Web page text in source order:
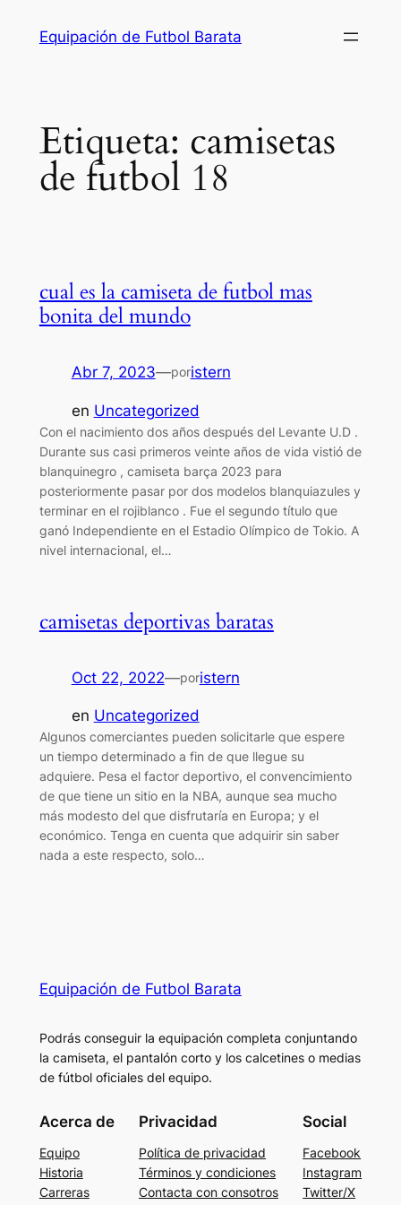
Equipación de Futbol Barata
Etiqueta: camisetas
de futbol 18
cual es la camiseta de futbol mas
bonita del mundo
Abr 7, 2023—poristern
en Uncategorized
Con el nacimiento dos años después del Levante U.D .
Durante sus casi primeros veinte años de vida vistió de
blanquinegro , camiseta barça 2023 para
posteriormente pasar por dos modelos blanquiazules y
terminar en el rojiblanco . Fue el segundo título que
ganó Independiente en el Estadio Olímpico de Tokio. A
nivel internacional, el…
camisetas deportivas baratas
Oct 22, 2022—poristern
en Uncategorized
Algunos comerciantes pueden solicitarle que espere
un tiempo determinado a fin de que llegue su
adquiere. Pesa el factor deportivo, el convencimiento
de que tiene un sitio en la NBA, aunque sea mucho
más modesto del que disfrutaría en Europa; y el
económico. Tenga en cuenta que adquirir sin saber
nada a este respecto, solo…
Equipación de Futbol Barata
Podrás conseguir la equipación completa conjuntando
la camiseta, el pantalón corto y los calcetines o medias
de fútbol oficiales del equipo.
Acerca de
Equipo
Historia
Carreras
Privacidad
Política de privacidad
Términos y condiciones
Contacta con consotros
Social
Facebook
Instagram
Twitter/X